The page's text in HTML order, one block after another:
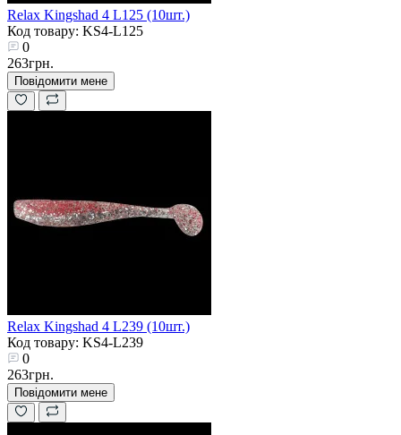
Relax Kingshad 4 L125 (10шт.)
Код товару: KS4-L125
0
263грн.
Повідомити мене
Relax Kingshad 4 L239 (10шт.)
Код товару: KS4-L239
0
263грн.
Повідомити мене